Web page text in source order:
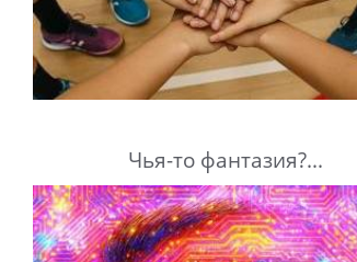
Чья-то фантазия?...